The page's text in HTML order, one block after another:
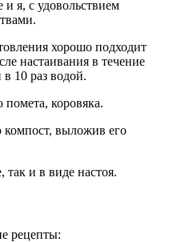
я, с удовольствием
хорошо подходит
настаивания в течение
10 раз водой.
коровяка.
компост, выложив его
и в виде настоя.
рецепты: